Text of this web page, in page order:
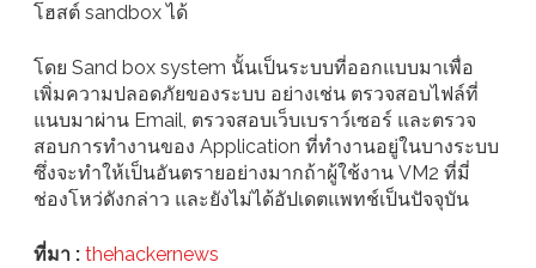
โฮสต์ sandbox ได้
โดย Sand box system นั้นเป็นระบบที่ออกแบบมาเพื่อ
เพิ่มความปลอดภัยของระบบ อย่างเช่น ตรวจสอบไฟล์ที่
แนบมาผ่าน Email, ตรวจสอบเว็บเบราว์เซอร์ และตรวจ
สอบการทำงานของ Application ที่ทำงานอยู่ในบางระบบ
ซึ่งจะทำให้เป็นอันตรายอย่างมากถ้าผู้ใช้งาน VM2 ที่มี่
ช่องโหว่ดังกล่าว และยังไม่ได้อัปเดตแพทช์เป็นปัจจุบัน
ที่มา : thehackernews